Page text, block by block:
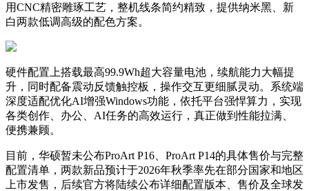
用CNC精密雕琢工艺，整机线条简约精致，提供纳米黑、新
白两款低调高级的配色方案。
硬件配置上搭载最高99.9Wh超大容量电池，续航能力大幅提
升，同时配备震动反馈触控板，操作交互更细腻灵动。系统端
深度适配优化AI增强Windows功能，依托平台强悍算力，实现
各类创作、办公、AI任务的高效运行，真正做到性能拉满、
便携兼顾。
目前，华硕暂未公布ProArt P16、ProArt P14的具体售价与完整
配置清单，两款新品预计于2026年秋季率先在部分国家和地区
上市发售，后续官方将陆续公布详细配置版本、售价及全球发